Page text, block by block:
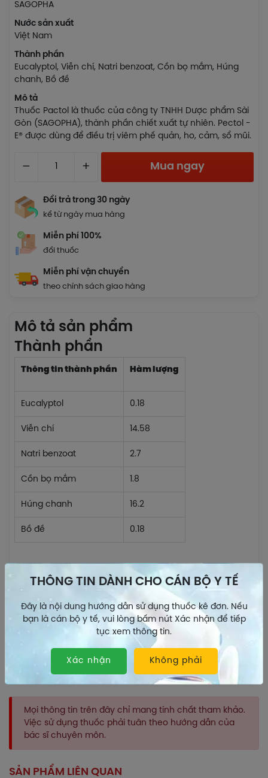
SAGOPHA
Nước sản xuất
Việt Nam
Thành phần
Eucalyptol, Viễn chí, Natri benzoat, Cồn bọ mắm, Húng
chanh, Bồ đề
Mô tả
Thuốc Pactol là thuốc của công ty TNHH Dược phẩm Sài
Gòn (SAGOPHA), thành phần chiết xuất tự nhiên. Pectol -
E® được dùng để điều trị viêm phế quản, ho, cảm, sổ mũi.
– + Mua ngay
Đổi trả trong 30 ngày
kể từ ngày mua hàng
Miễn phí 100%
đổi thuốc
Miễn phí vận chuyển
theo chính sách giao hàng
Mô tả sản phẩm
Thành phần
Thông tin thành phần Hàm lượng
Eucalyptol 0.18
Viễn chí 14.58
Natri benzoat 2.7
Cồn bọ mắm 1.8
Húng chanh 16.2
Bồ đề 0.18
Công dụng
Thuốc Pectol - E® được chỉ định dùng trong các trường
Ho;
Viêm phế quản;
Suyễn;
Cảm;
Sổ mũi.
Dược lực học
Chưa có báo cáo.
Dược động học
Mọi thông tin trên đây chỉ mang tính chất tham khảo.
Việc sử dụng thuốc phải tuân theo hướng dẫn của
bác sĩ chuyên môn.
SẢN PHẨM LIÊN QUAN
THÔNG TIN DÀNH CHO CÁN BỘ Y TẾ
Đây là nội dung hướng dẫn sử dụng thuốc kê đơn. Nếu
bạn là cán bộ y tế, vui lòng bấm nút Xác nhận để tiếp
tục xem thông tin.
Xác nhận Không phải